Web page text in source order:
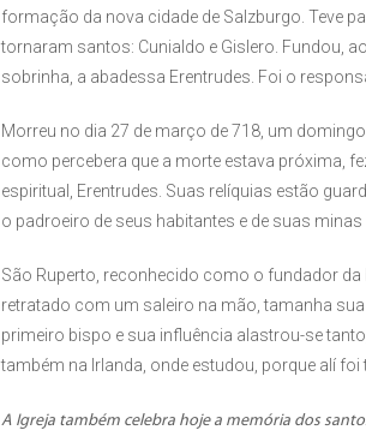
formação da nova cidade de Salzburgo. Teve
tornaram santos: Cunialdo e Gislero. Fundou,
sobrinha, a abadessa Erentrudes. Foi o
Morreu no dia 27 de março de 718, um
como percebera que a morte estava próxima,
espiritual, Erentrudes. Suas relíquias estão
o padroeiro de seus habitantes e de suas minas
São Ruperto, reconhecido como o fundador
retratado com um saleiro na mão, tamanha
primeiro bispo e sua influência alastrou-se
também na Irlanda, onde estudou, porque alí
A Igreja também celebra hoje a memória dos